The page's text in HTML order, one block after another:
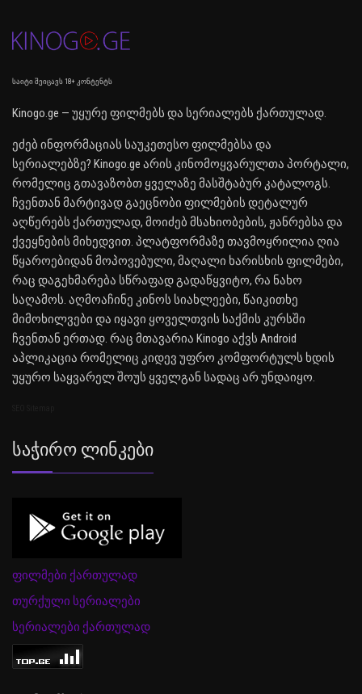
საიტი შეიცავს 18+ კონტენტს
Kinogo.ge — უყურე ფილმებს და სერიალებს ქართულად.
ეძებ ინფორმაციას საუკეთესო ფილმებსა და
სერიალებზე? Kinogo.ge არის კინომოყვარულთა პორტალი,
რომელიც გთავაზობთ ყველაზე მასშტაბურ კატალოგს.
ჩვენთან მარტივად გაეცნობი ფილმების დეტალურ
აღწერებს ქართულად, მოიძებ მსახიობების, ჟანრებსა და
ქვეყნების მიხედვით. პლატფორმაზე თავმოყრილია ღია
წყაროებიდან მოპოვებული, მაღალი ხარისხის ფილმები,
რაც დაგეხმარება სწრაფად გადაწყვიტო, რა ნახო
საღამოს. აღმოაჩინე კინოს სიახლეები, წაიკითხე
მიმოხილვები და იყავი ყოველთვის საქმის კურსში
ჩვენთან ერთად. რაც მთავარია Kinogo აქვს Android
აპლიკაცია რომელიც კიდევ უფრო კომფორტულს ხდის
უყურო საყვარელ შოუს ყველგან სადაც არ უნდაიყო.
Საჭირო Ლინკები
ფილმები ქართულად
თურქული სერიალები
სერიალები ქართულად